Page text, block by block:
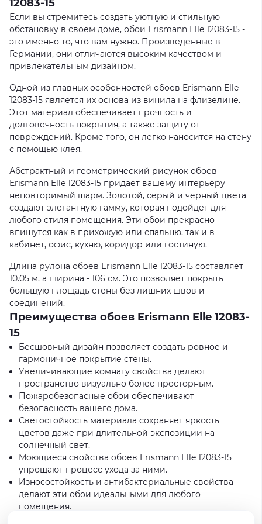
12083-15
Если вы стремитесь создать уютную и стильную
обстановку в своем доме, обои Erismann Elle 12083-15 -
это именно то, что вам нужно. Произведенные в
Германии, они отличаются высоким качеством и
привлекательным дизайном.
Одной из главных особенностей обоев Erismann Elle
12083-15 является их основа из винила на флизелине.
Этот материал обеспечивает прочность и
долговечность покрытия, а также защиту от
повреждений. Кроме того, он легко наносится на стену
с помощью клея.
Абстрактный и геометрический рисунок обоев
Erismann Elle 12083-15 придает вашему интерьеру
неповторимый шарм. Золотой, серый и черный цвета
создают элегантную гамму, которая подойдет для
любого стиля помещения. Эти обои прекрасно
впишутся как в прихожую или спальню, так и в
кабинет, офис, кухню, коридор или гостиную.
Длина рулона обоев Erismann Elle 12083-15 составляет
10.05 м, а ширина - 106 см. Это позволяет покрыть
большую площадь стены без лишних швов и
соединений.
Преимущества обоев Erismann Elle 12083-
15
Бесшовный дизайн позволяет создать ровное и
гармоничное покрытие стены.
Увеличивающие комнату свойства делают
пространство визуально более просторным.
Пожаробезопасные обои обеспечивают
безопасность вашего дома.
Светостойкость материала сохраняет яркость
цветов даже при длительной экспозиции на
солнечный свет.
Моющиеся свойства обоев Erismann Elle 12083-15
упрощают процесс ухода за ними.
Износостойкость и антибактериальные свойства
делают эти обои идеальными для любого
помещения.